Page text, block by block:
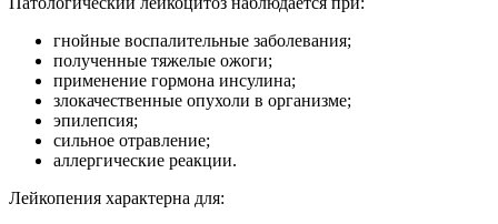
гнойные воспалительные заболевания;
полученные тяжелые ожоги;
применение гормона инсулина;
злокачественные опухоли в организме;
эпилепсия;
сильное отравление;
аллергические реакции.
Лейкопения характерна для: